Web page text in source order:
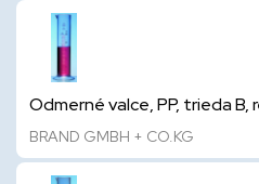
Odmerné valce, PP, trieda
BRAND GMBH + CO.KG